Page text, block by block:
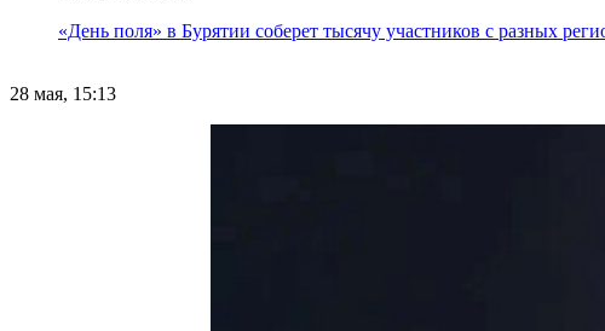
«День поля» в Бурятии соберет тысячу участников с разных
28 мая, 15:13